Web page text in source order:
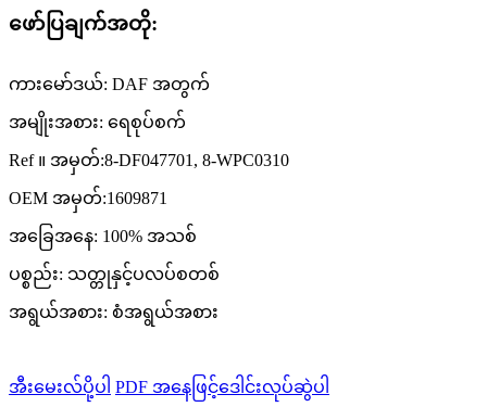
ဖော်ပြချက်အတို:
ကားမော်ဒယ်: DAF အတွက်
အမျိုးအစား: ရေစုပ်စက်
Ref ။ အမှတ်:8-DF047701, 8-WPC0310
OEM အမှတ်:1609871
အခြေအနေ: 100% အသစ်
ပစ္စည်း: သတ္တုနှင့်ပလပ်စတစ်
အရွယ်အစား: စံအရွယ်အစား
အီးမေးလ်ပို့ပါ PDF အနေဖြင့်ဒေါင်းလုပ်ဆွဲပါ